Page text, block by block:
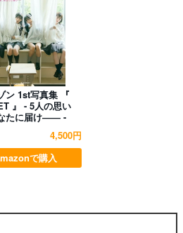
ン 1st写真集 『
』 - 5人の思い
たに届け―― -
4,500円
で購入